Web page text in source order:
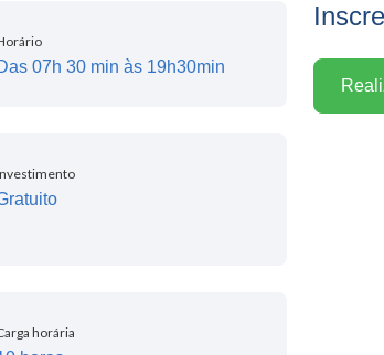
07h 30 min às 19h30min
horária